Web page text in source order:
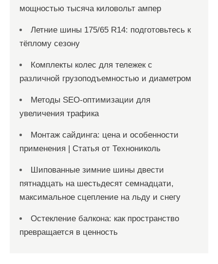
мощностью тысяча киловольт ампер
Летние шины 175/65 R14: подготовьтесь к
тёплому сезону
Комплекты колес для тележек с
различной грузоподъемностью и диаметром
Методы SEO-оптимизации для
увеличения трафика
Монтаж сайдинга: цена и особенности
применения | Статья от Технониколь
Шипованные зимние шины двести
пятнадцать на шестьдесят семнадцати,
максимальное сцепление на льду и снегу
Остекление балкона: как пространство
превращается в ценность